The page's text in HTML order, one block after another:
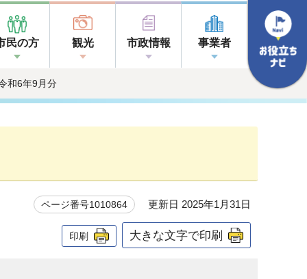
民の方 観光 市政情報 事業者
和6年9月分
ページ番号1010864 更新日 2025年1月31日
印刷 大きな文字で印刷